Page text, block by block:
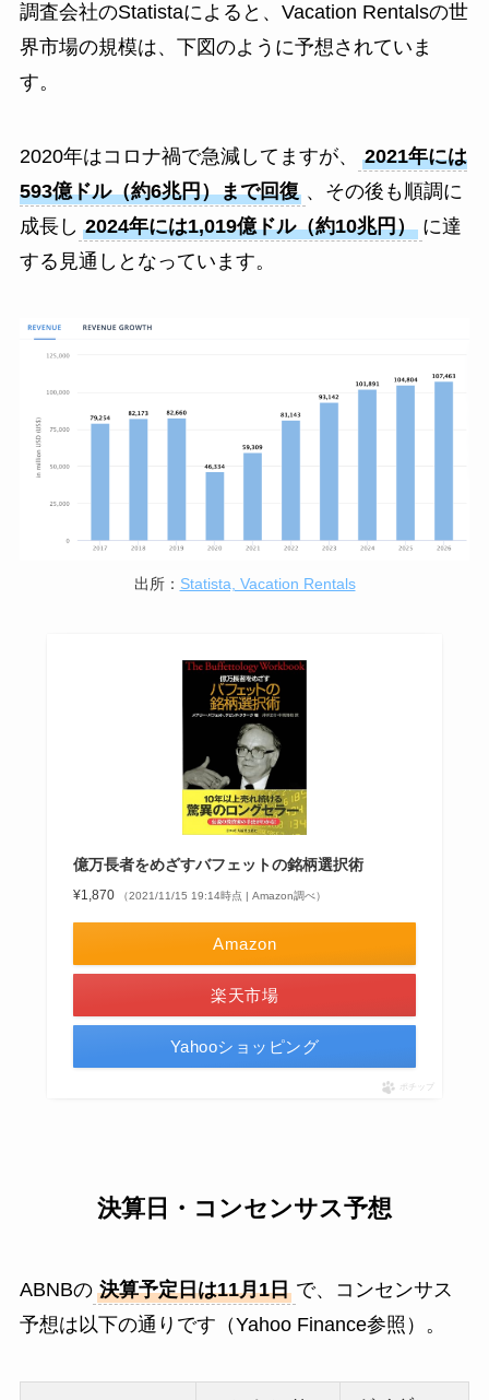
調査会社のStatistaによると、Vacation Rentalsの世
界市場の規模は、下図のように予想されていま
す。
2020年はコロナ禍で急減してますが、
2021年には
593億ドル（約6兆円）まで回復 、その後も順調に
成長し 2024年には1,019億ドル（約10兆円） に達
する見通しとなっています。
出所： Statista, Vacation Rentals
億万長者をめざすバフェットの銘柄選択術
¥1,870 （2021/11/15 19:14時点 | Amazon調べ）
Amazon
楽天市場
Yahooショッピング
ポチップ
決算日・コンセンサス予想
ABNBの 決算予定日は11月1日 で、コンセンサス
予想は以下の通りです（Yahoo Finance参照）。